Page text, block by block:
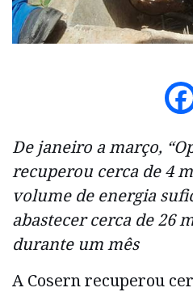
De janeiro a março,
recuperou cerca de 4
volume de energia
abastecer cerca de 26
durante um mês
A Cosern recuperou